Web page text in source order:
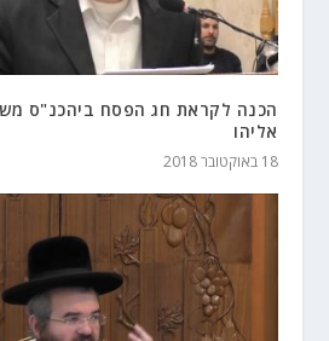
הכנה לקראת חג הפסח ביהכנ"ס
אליהו
18 באוקטובר 2018